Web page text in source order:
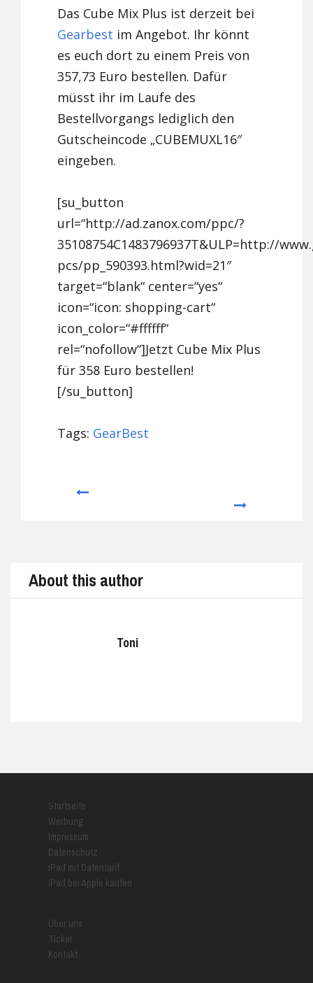
Das Cube Mix Plus ist derzeit bei
Gearbest im Angebot. Ihr könnt
es euch dort zu einem Preis von
357,73 Euro bestellen. Dafür
müsst ihr im Laufe des
Bestellvorgangs lediglich den
Gutscheincode „CUBEMUXL16″
eingeben.
[su_button
url=“http://ad.zanox.com/ppc/?
35108754C1483796937T&ULP=http://
pcs/pp_590393.html?wid=21″
target=“blank“ center=“yes“
icon=“icon: shopping-cart“
icon_color=“#ffffff“
rel=“nofollow“]Jetzt Cube Mix Plus
für 358 Euro bestellen!
[/su_button]
Tags: GearBest
About this author
Toni
Startseite
Werbung
Impressum
Datenschutz
iPad mit Datentarif
iPad bei Apple kaufen
Über uns
Ticker
Kontakt